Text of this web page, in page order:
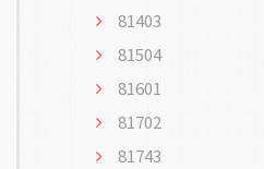
81403
81504
81601
81702
81743